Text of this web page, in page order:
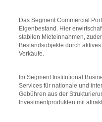
Das Segment Commercial
Eigenbestand. Hier
stabilen Mieteinnahmen,
Bestandsobjekte durch
Verkäufe.
Im Segment Institutional
Services für nationale und
Gebühren aus der
Investmentprodukten mit